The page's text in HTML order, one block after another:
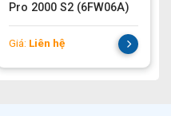
Pro 2000 S2 (6FW06A)
Giá: Liên hệ